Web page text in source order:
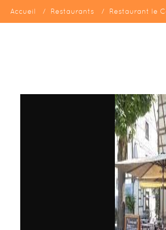
Accueil Restaurants Restaurant le